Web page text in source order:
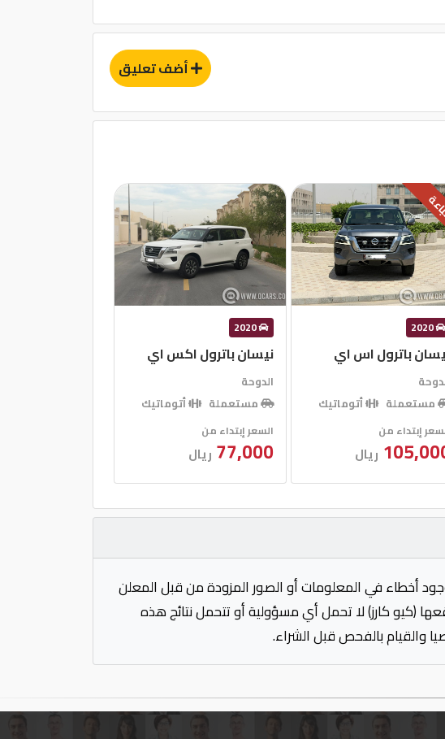
أضف تعليق
2020
باترول اس اي
مستعملة
أتوماتيك
إبتداء من
ريال
2020
نيسان باترول اكس اي
الدوحة
مستعملة
أتوماتيك
السعر إبتداء من
77,000 ريال
أخطاء في المعلومات أو الصور المزودة من قبل المعلن
(كيو كارز) لا تحمل أي مسؤولية أو تتحمل نتائج هذه
والقيام بالفحص قبل الشراء.